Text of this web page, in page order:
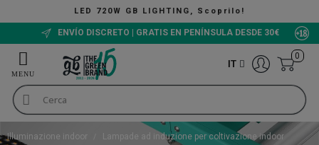
LED 720W GB LIGHTING, Scoprilo!
ENVÍO DISCRETO | GRATIS EN PENÍNSULA DESDE 30€
IT
0
Illuminazione indoor Lampade ad induzione per coltivazione indoor